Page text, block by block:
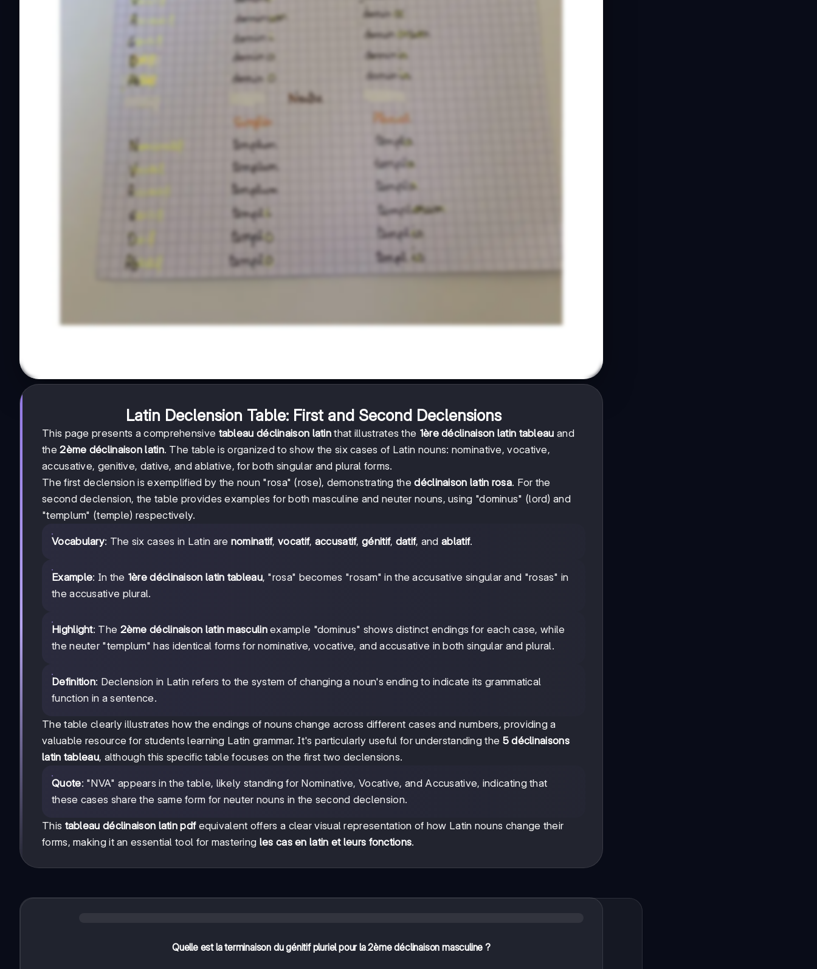
Latin Declension Table: First and Second Declensions
This page presents a comprehensive tableau déclinaison latin that illustrates the 1ère déclinaison latin tableau and
the2ème déclinaison latin. The table is organized to show the six cases of Latin nouns: nominative, vocative,
accusative, genitive, dative, and ablative, for both singular and plural forms.
The first declension is exemplified by the noun "rosa" (rose), demonstrating thedéclinaison latin rosa. For the
second declension, the table provides examples for both masculine and neuter nouns, using "dominus" (lord) and
"templum" (temple) respectively.
Vocabulary: The six cases in Latin are nominatif,vocatif, accusatif,génitif, datif, andablatif.
Example: In the 1ère déclinaison latin tableau, "rosa" becomes "rosam" in the accusative singular and "rosas" in
the accusative plural.
Highlight: The 2ème déclinaison latin masculinexample "dominus" shows distinct endings for each case, while
the neuter "templum" has identical forms for nominative, vocative, and accusative in both singular and plural.
Definition: Declension in Latin refers to the system of changing a noun's ending to indicate its grammatical
function in a sentence.
The table clearly illustrates how the endings of nouns change across different cases and numbers, providing a
valuable resource for students learning Latin grammar. It's particularly useful for understanding the 5 déclinaisons
latin tableau, although this specific table focuses on the first two declensions.
Quote: "NVA" appears in the table, likely standing for Nominative, Vocative, and Accusative, indicating that
these cases share the same form for neuter nouns in the second declension.
This tableau déclinaison latin pdfequivalent offers a clear visual representation of how Latin nouns change their
forms, making it an essential tool for mastering les cas en latin et leurs fonctions.
Quelle est la terminaison du génitif pluriel pour la 2ème déclinaison masculine ?